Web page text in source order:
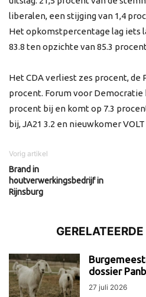
liberalen, een stijging van 1,4
Het opkomstpercentage lag iets
83.8 ten opzichte van 85.3
Het CDA verliest zes procent, de
procent. Forum voor Democratie
procent bij en komt op 7.3
bij, JA21 3.2 en nieuwkomer
Vorig artikel
Brand in
houtverwerkingsbedrijf in
Rijnsburg
dossier
27 juli 2026